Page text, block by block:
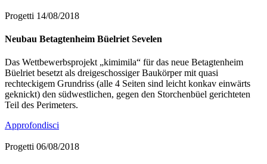
Progetti 14/08/2018
Neubau Betagtenheim Büelriet Sevelen
Das Wettbewerbsprojekt „kimimila“ für das neue Betagtenheim
Büelriet besetzt als dreigeschossiger Baukörper mit quasi
rechteckigem Grundriss (alle 4 Seiten sind leicht konkav einwärts
geknickt) den südwestlichen, gegen den Storchenbüel gerichteten
Teil des Perimeters.
Approfondisci
Progetti 06/08/2018